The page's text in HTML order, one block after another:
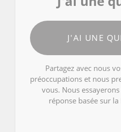
J'AI UNE
Partagez avec nous
préoccupations et nous
vous. Nous
réponse basée sur